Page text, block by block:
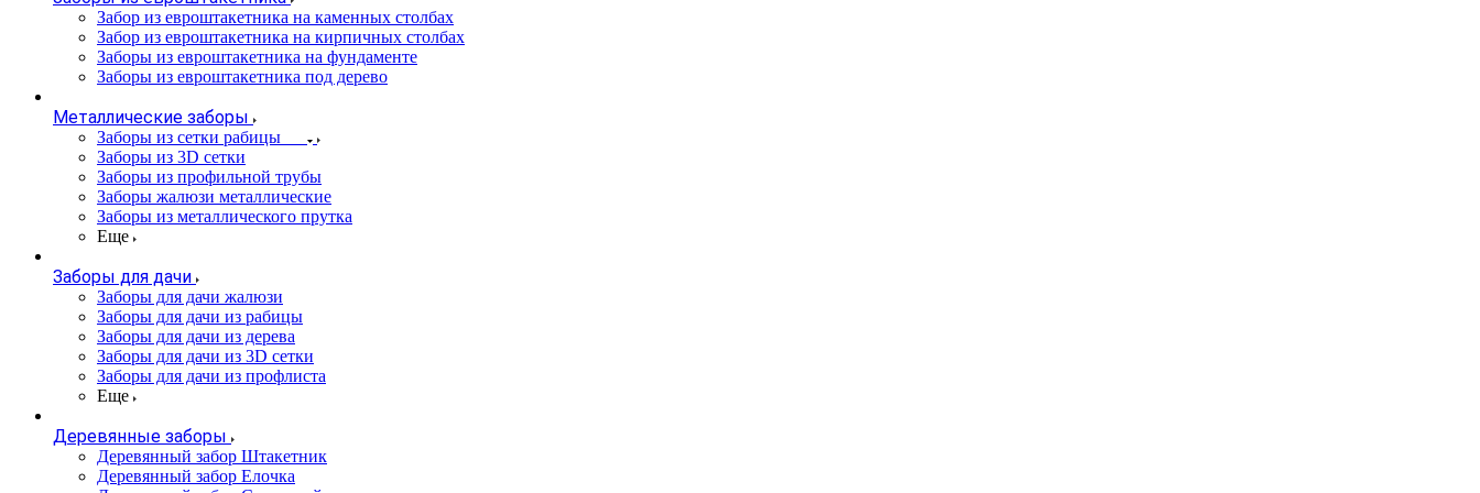
Забор из евроштакетника на каменных столбах
Забор из евроштакетника на кирпичных столбах
Заборы из евроштакетника на фундаменте
Заборы из евроштакетника под дерево
Металлические заборы
Заборы из сетки рабицы
Заборы из 3D сетки
Заборы из профильной трубы
Заборы жалюзи металлические
Заборы из металлического прутка
Еще
Заборы для дачи
Заборы для дачи жалюзи
Заборы для дачи из рабицы
Заборы для дачи из дерева
Заборы для дачи из 3D сетки
Заборы для дачи из профлиста
Еще
Деревянные заборы
Деревянный забор Штакетник
Деревянный забор Елочка